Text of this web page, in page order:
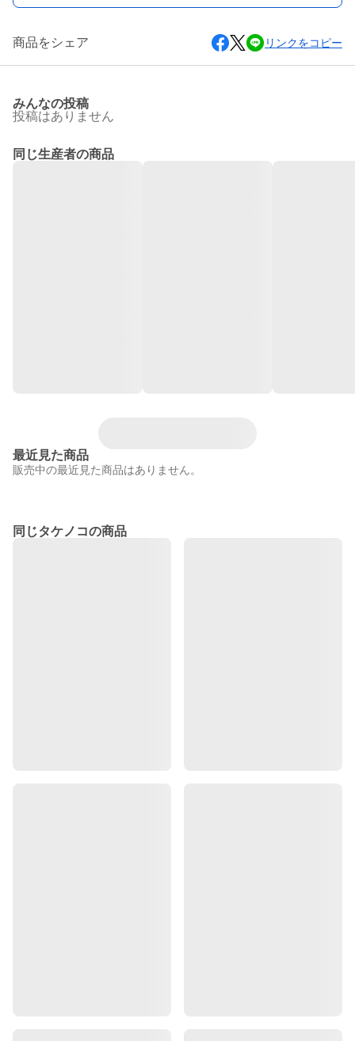
商品をシェア リンクをコピー
みんなの投稿
投稿はありません
同じ生産者の商品
最近見た商品
販売中の最近見た商品はありません。
同じタケノコの商品